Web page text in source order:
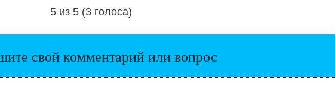
Загрузка...
5 из 5 (3 голоса)
свой комментарий или вопрос